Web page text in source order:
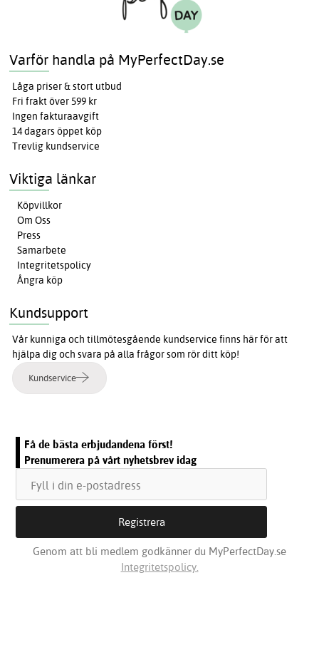
Varför handla på MyPerfectDay.se
Låga priser & stort utbud
Fri frakt över 599 kr
Ingen fakturaavgift
14 dagars öppet köp
Trevlig kundservice
Viktiga länkar
Köpvillkor
Om Oss
Press
Samarbete
Integritetspolicy
Ångra köp
Kundsupport
Vår kunniga och tillmötesgående kundservice finns här för att
hjälpa dig och svara på alla frågor som rör ditt köp!
Kundservice
Få de bästa erbjudandena först!
Prenumerera på vårt nyhetsbrev idag
Genom att bli medlem godkänner du MyPerfectDay.se
Integritetspolicy.